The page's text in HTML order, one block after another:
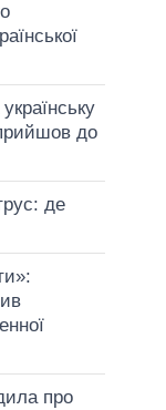
до
де
про